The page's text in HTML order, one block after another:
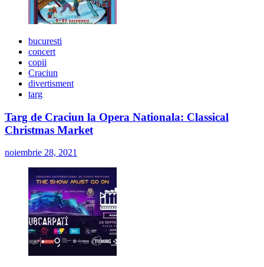
bucuresti
concert
copii
Craciun
divertisment
targ
Targ de Craciun la Opera Nationala: Classical
Christmas Market
noiembrie 28, 2021